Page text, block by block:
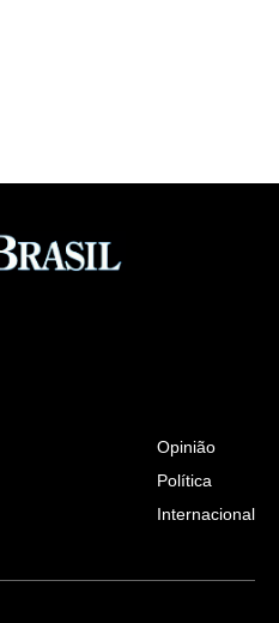
Opinião
Política
Internacional